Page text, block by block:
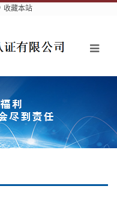
收藏本站